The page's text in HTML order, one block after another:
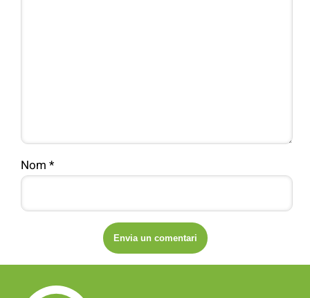
Nom *